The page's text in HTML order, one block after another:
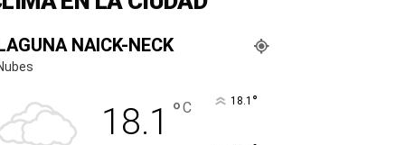
NAICK-NECK
18.1 °C 18.1 °